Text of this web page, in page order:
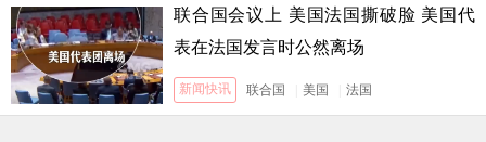
联合国会议上 美国法国撕破脸 美国代
表在法国发言时公然离场
新闻快讯 联合国 美国 法国